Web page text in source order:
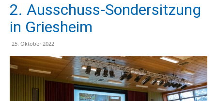
2. Ausschuss-Sondersitzung
in Griesheim
25. Oktober 2022